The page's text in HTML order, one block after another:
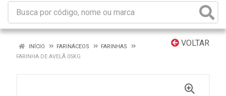
VOLTAR
INÍCIO FARINÁCEOS
FARINHAS
FARINHA DE AVELÃ 05KG